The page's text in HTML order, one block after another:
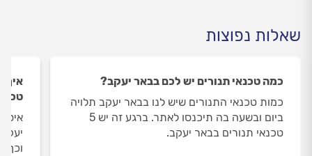
שאלות נפוצות
כמה טכנאי תנורים יש לכם בבאר יעקב?
כמות טכנאי התנורים שיש לנו בבאר יעקב תלויה
ביום ובשעה בה תיכנסו לאתר. ברגע זה יש 5
טכנאי תנורים בבאר יעקב.
איך
וכך